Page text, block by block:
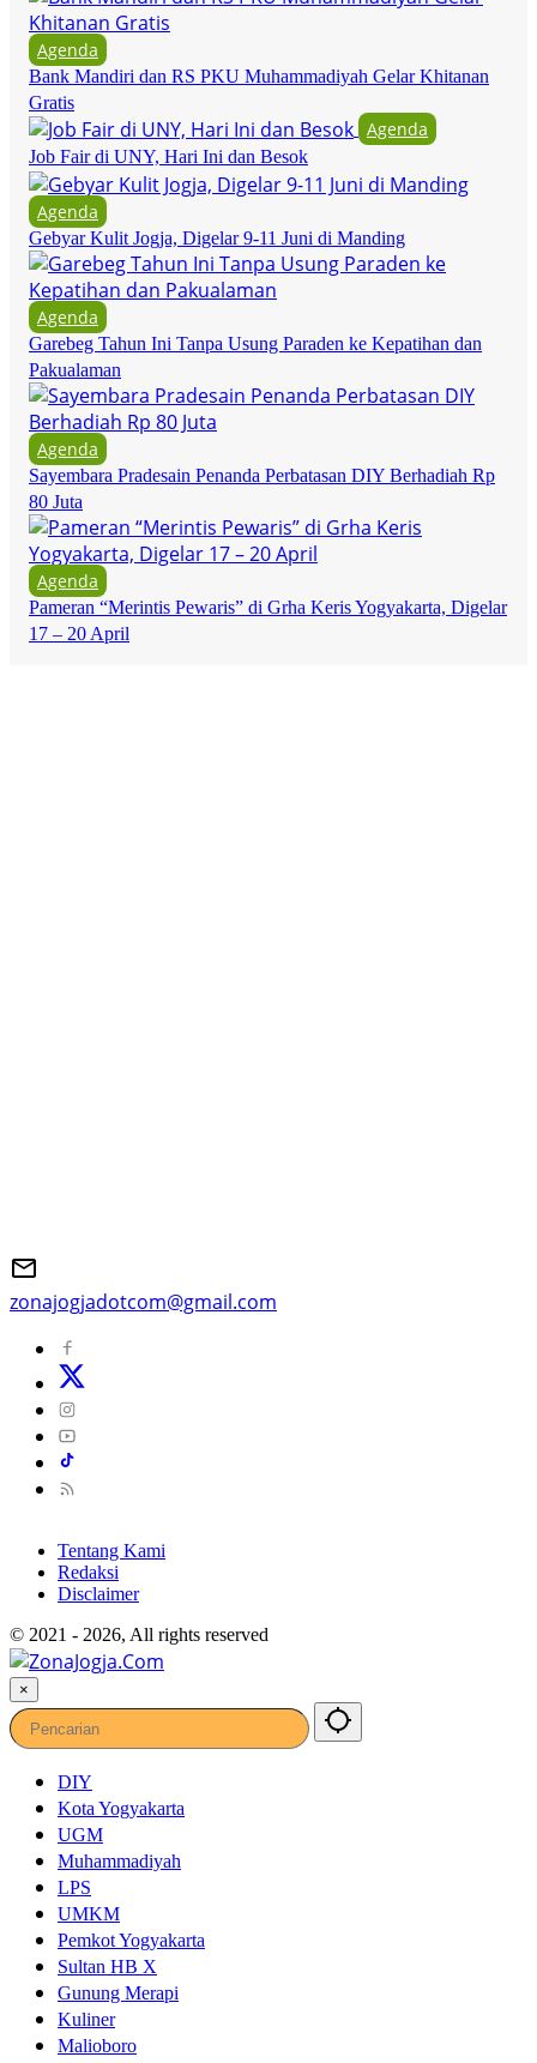
Agenda
Bank Mandiri dan RS PKU Muhammadiyah Gelar Khitanan
Gratis
Agenda
Job Fair di UNY, Hari Ini dan Besok
Agenda
Gebyar Kulit Jogja, Digelar 9-11 Juni di Manding
Agenda
Garebeg Tahun Ini Tanpa Usung Paraden ke Kepatihan dan
Pakualaman
Agenda
Sayembara Pradesain Penanda Perbatasan DIY Berhadiah Rp
80 Juta
Agenda
Pameran “Merintis Pewaris” di Grha Keris Yogyakarta, Digelar
17 – 20 April
zonajogjadotcom@gmail.com
Tentang Kami
Redaksi
Disclaimer
© 2021 - 2026, All rights reserved
×
DIY
Kota Yogyakarta
UGM
Muhammadiyah
LPS
UMKM
Pemkot Yogyakarta
Sultan HB X
Gunung Merapi
Kuliner
Malioboro